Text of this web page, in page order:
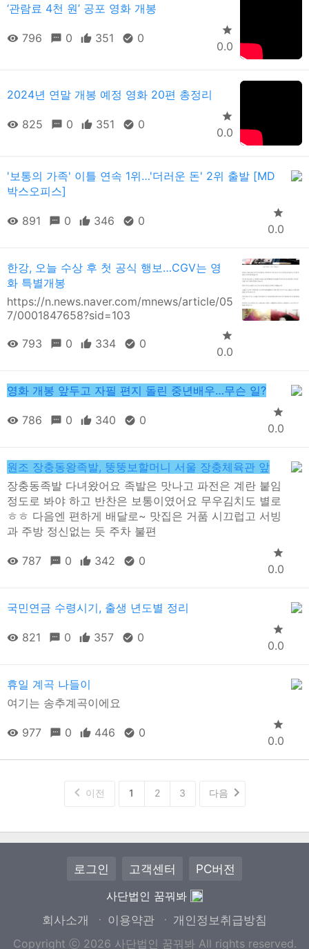
‘관람료 4천 원’ 공포 영화 개봉
796 0 351 0
0.0
2024년 연말 개봉 예정 영화 20편 총정리
825 0 351 0
0.0
'보통의 가족' 이틀 연속 1위…'더러운 돈' 2위 출발 [MD
박스오피스]
891 0 346 0
0.0
한강, 오늘 수상 후 첫 공식 행보…CGV는 영
화 특별개봉
https://n.news.naver.com/mnews/article/05
7/0001847658?sid=103
793 0 334 0
0.0
영화 개봉 앞두고 자필 편지 돌린 중년배우…무슨 일?
786 0 340 0
0.0
원조 장충동왕족발, 뚱뚱보할머니 서울 장충체육관 앞
장충동족발 다녀왔어요 족발은 맛나고 파전은 계란 붙임
정도로 봐야 하고 반찬은 보통이였어요 무우김치도 별로
ㅎㅎ 다음엔 편하게 배달로~ 맛집은 거품 시끄럽고 서빙
과 주방 정신없는 듯 주차 불편
787 0 342 0
0.0
국민연금 수령시기, 출생 년도별 정리
821 0 357 0
0.0
휴일 계곡 나들이
여기는 송추계곡이에요
977 0 446 0
0.0
이전 1 2 3 다음
로그인 고객센터 PC버전
사단법인 꿈꿔봐
회사소개 ㆍ 이용약관 ㆍ 개인정보취급방침
Copyright ⓒ 2026 사단법인 꿈꿔봐 All rights reserved.